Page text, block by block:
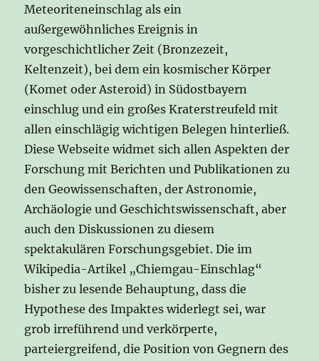
Meteoriteneinschlag als ein
außergewöhnliches Ereignis in
vorgeschichtlicher Zeit (Bronzezeit,
Keltenzeit), bei dem ein kosmischer Körper
(Komet oder Asteroid) in Südostbayern
einschlug und ein großes Kraterstreufeld mit
allen einschlägig wichtigen Belegen hinterließ.
Diese Webseite widmet sich allen Aspekten der
Forschung mit Berichten und Publikationen zu
den Geowissenschaften, der Astronomie,
Archäologie und Geschichtswissenschaft, aber
auch den Diskussionen zu diesem
spektakulären Forschungsgebiet. Die im
Wikipedia-Artikel „Chiemgau-Einschlag“
bisher zu lesende Behauptung, dass die
Hypothese des Impaktes widerlegt sei, war
grob irreführend und verkörperte,
parteiergreifend, die Position von Gegnern des